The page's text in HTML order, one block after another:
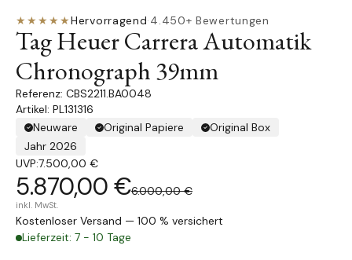
★★★★★Hervorragend·4.450+ Bewertungen
Tag Heuer Carrera Automatik
Chronograph 39mm
CBS2211.BA0048
Artikel: PL131316
Neuware
Original Papiere
Original Box
Jahr 2026
UVP:7.500,00 €
5.870,00 €6.000,00 €
inkl. MwSt.
Kostenloser Versand — 100 % versichert
Lieferzeit: 7 - 10 Tage